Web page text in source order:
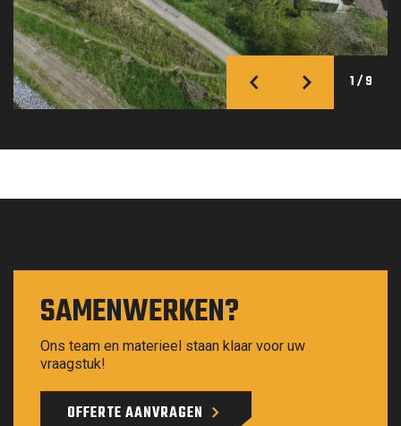
1/9
SAMENWERKEN?
Ons team en materieel staan klaar voor uw
vraagstuk!
OFFERTE AANVRAGEN